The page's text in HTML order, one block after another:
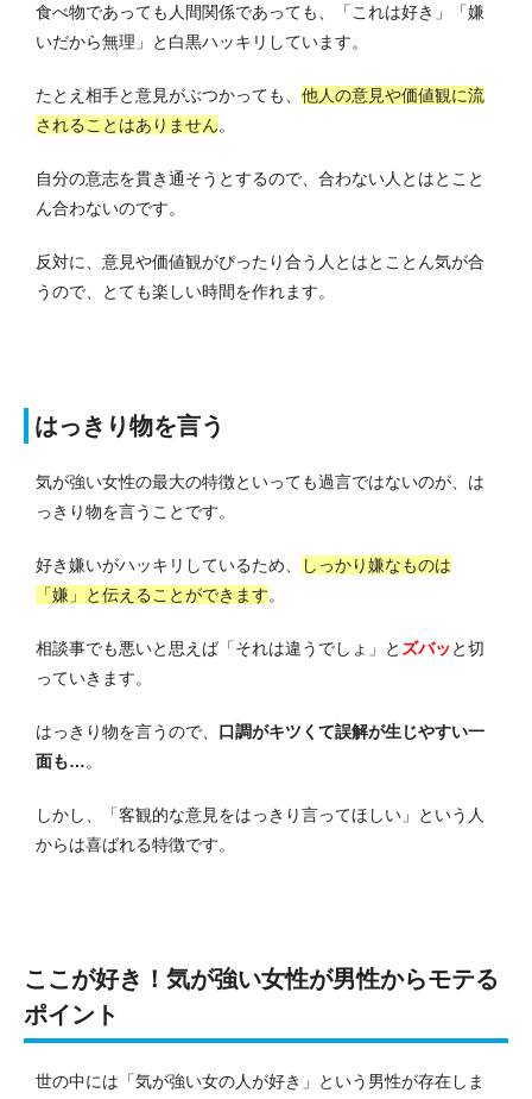
食べ物であっても人間関係であっても、「これは好き」「嫌
いだから無理」と白黒ハッキリしています。
たとえ相手と意見がぶつかっても、 他人の意見や価値観に流
されることはありません。
自分の意志を貫き通そうとするので、合わない人とはとこと
ん合わないのです。
反対に、意見や価値観がぴったり合う人とはとことん気が合
うので、とても楽しい時間を作れます。
はっきり物を言う
気が強い女性の最大の特徴といっても過言ではないのが、は
っきり物を言うことです。
好き嫌いがハッキリしているため、
しっかり嫌なものは
「嫌」と伝えることができます。
相談事でも悪いと思えば「それは違うでしょ」と ズバッと切
っていきます。
はっきり物を言うので、 口調がキツくて誤解が生じやすい一
面も…。
しかし、「客観的な意見をはっきり言ってほしい」という人
からは喜ばれる特徴です。
ここが好き！気が強い女性が男性からモテる
ポイント
世の中には「気が強い女の人が好き」という男性が存在しま